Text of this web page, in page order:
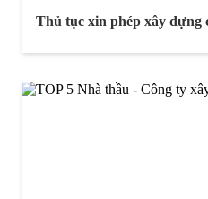
Thủ tục xin phép xây dựng